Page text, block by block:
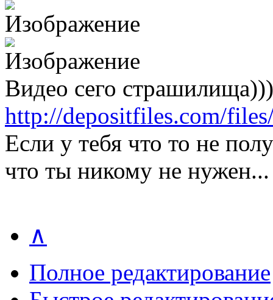
Видео сего
http://depositfiles.com/
Если у тебя что то не
что ты никому не нужен...
∧
Полное редактирование